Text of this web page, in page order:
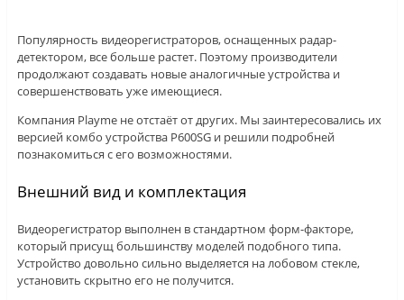
Популярность видеорегистраторов, оснащенных радар-
детектором, все больше растет. Поэтому производители
продолжают создавать новые аналогичные устройства и
совершенствовать уже имеющиеся.
Компания Playme не отстаёт от других. Мы заинтересовались их
версией комбо устройства P600SG и решили подробней
познакомиться с его возможностями.
Внешний вид и комплектация
Видеорегистратор выполнен в стандартном форм-факторе,
который присущ большинству моделей подобного типа.
Устройство довольно сильно выделяется на лобовом стекле,
установить скрытно его не получится.